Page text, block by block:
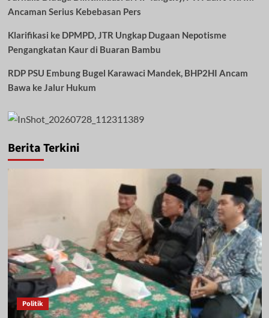
Ancaman Serius Kebebasan Pers
Klarifikasi ke DPMPD, JTR Ungkap Dugaan Nepotisme
Pengangkatan Kaur di Buaran Bambu
RDP PSU Embung Bugel Karawaci Mandek, BHP2HI Ancam
Bawa ke Jalur Hukum
Berita Terkini
Politik